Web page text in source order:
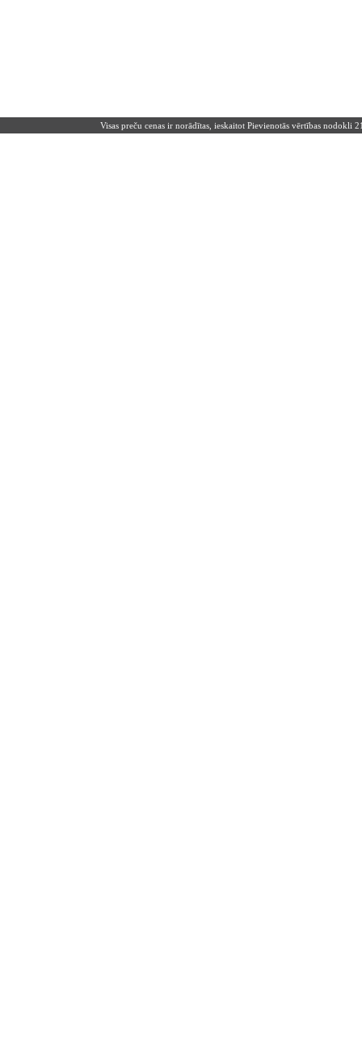
Visas preču cenas ir norādītas, ieskaitot Pievienotās vērtības nodokli